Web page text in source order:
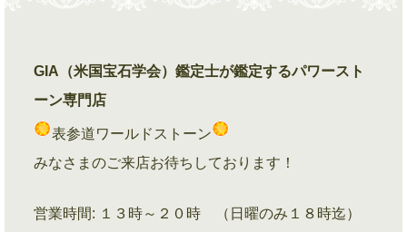
GIA（米国宝石学会）鑑定士が鑑定するパワースト
ーン専門店
表参道ワールドストーン
みなさまのご来店お待ちしております！
営業時間: １３時～２０時 （日曜のみ１８時迄）